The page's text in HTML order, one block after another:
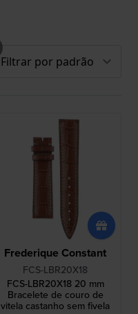
Frederique Constant
FCS-LBR20X18
FCS-LBR20X18 20 mm
Bracelete de couro de
vitela castanho sem fivela